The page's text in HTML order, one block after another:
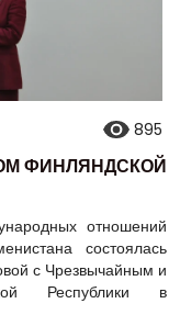
895
ФИНЛЯНДСКОЙ
отношений
состоялась
с Чрезвычайным и
Республики в